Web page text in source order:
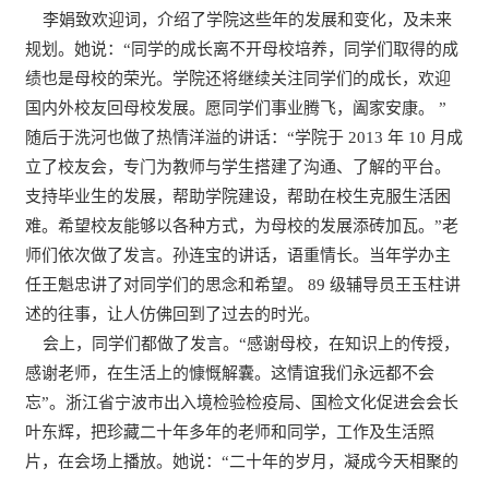
李娟致欢迎词，介绍了学院这些年的发展和变化，及未来
规划。她说：“同学的成长离不开母校培养，同学们取得的成
绩也是母校的荣光。学院还将继续关注同学们的成长，欢迎
国内外校友回母校发展。愿同学们事业腾飞，阖家安康。 ”
随后于洗河也做了热情洋溢的讲话：“学院于 2013 年 10 月成
立了校友会，专门为教师与学生搭建了沟通、了解的平台。
支持毕业生的发展，帮助学院建设，帮助在校生克服生活困
难。希望校友能够以各种方式，为母校的发展添砖加瓦。”老
师们依次做了发言。孙连宝的讲话，语重情长。当年学办主
任王魁忠讲了对同学们的思念和希望。 89 级辅导员王玉柱讲
述的往事，让人仿佛回到了过去的时光。
会上，同学们都做了发言。“感谢母校，在知识上的传授，
感谢老师，在生活上的慷慨解囊。这情谊我们永远都不会
忘”。浙江省宁波市出入境检验检疫局、国检文化促进会会长
叶东辉，把珍藏二十年多年的老师和同学，工作及生活照
片，在会场上播放。她说：“二十年的岁月，凝成今天相聚的